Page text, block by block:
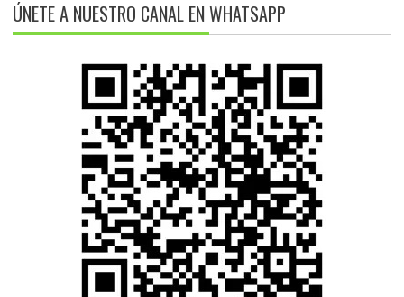
ÚNETE A NUESTRO CANAL EN WHATSAPP